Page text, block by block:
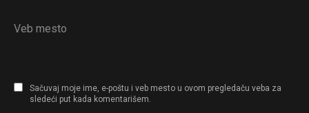
Veb mesto
Sačuvaj moje ime, e-poštu i veb mesto u ovom pregledaču veba za
sledeći put kada komentarišem.